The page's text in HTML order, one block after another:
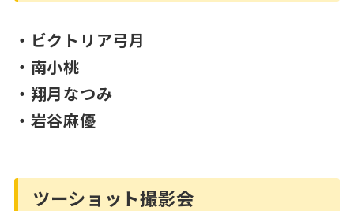
・ビクトリア弓月
・南小桃
・翔月なつみ
・岩谷麻優
ツーショット撮影会